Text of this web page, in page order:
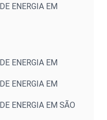
ENERGIA EM
ENERGIA EM
ENERGIA EM
ENERGIA EM SÃO